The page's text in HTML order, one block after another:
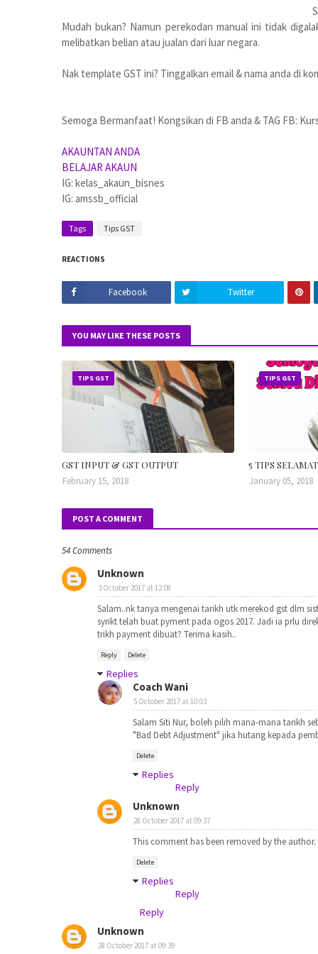
Mudah bukan? Namun perekodan manual ini tidak
melibatkan belian atau jualan dari luar negara.
Nak template GST ini? Tinggalkan email & nama anda di
Semoga Bermanfaat! Kongsikan di FB anda & TAG FB:
AKAUNTAN ANDA
BELAJAR AKAUN
IG: kelas_akaun_bisnes
IG: amssb_official
Tags Tips GST
REACTIONS
Facebook Twitter
YOU MAY LIKE THESE POSTS
TIPS GST
GST INPUT & GST OUTPUT
February 15, 2018
TIPS GST
5 TIPS
January 05, 2018
POST A COMMENT
54 Comments
Unknown
3 October 2017 at 12:08
Salam..nk tanya mengenai tarikh utk merekod gst dlm
syrikt telah buat pyment pada ogos 2017. Jadi ia prlu
trikh payment dibuat? Terima kasih..
Reply Delete
Replies
Coach Wani
5 October 2017 at 10:03
Salam Siti Nur, boleh pilih mana-mana tarikh
"Bad Debt Adjustment" jika hutang kepada
Delete
Replies
Reply
Unknown
28 October 2017 at 09:37
This comment has been removed by the author.
Delete
Replies
Reply
Reply
Unknown
28 October 2017 at 09:39